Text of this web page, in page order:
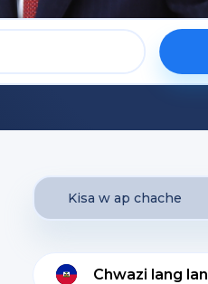
Chwazi lang lan